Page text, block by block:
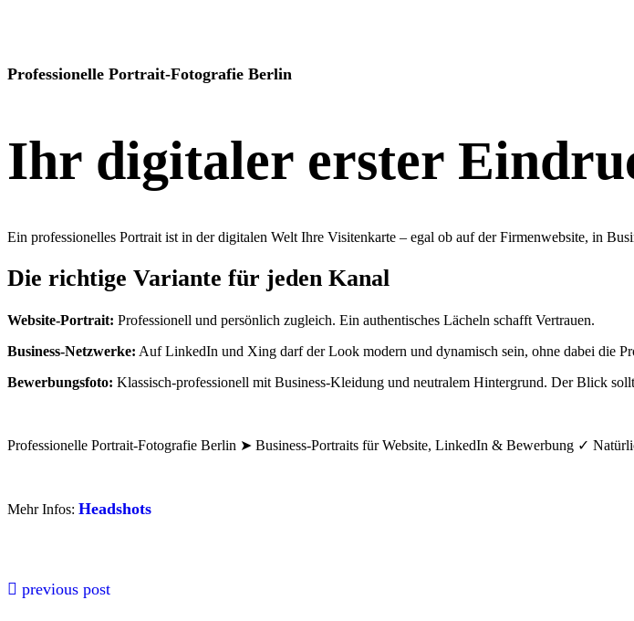
Professionelle Portrait-Fotografie Berlin
Ihr digitaler erster
Ein professionelles Portrait ist in der digitalen Welt Ihre Visitenkarte – egal ob auf der Firmenwebsite, in
Die richtige Variante für jeden Kanal
Website-Portrait: Professionell und persönlich zugleich. Ein authentisches Lächeln schafft Vertrauen.
Business-Netzwerke: Auf LinkedIn und Xing darf der Look modern und dynamisch sein, ohne dabei die
Bewerbungsfoto: Klassisch-professionell mit Business-Kleidung und neutralem Hintergrund. Der Blick
Professionelle Portrait-Fotografie Berlin ➤ Business-Portraits für Website, LinkedIn & Bewerbung ✓
Mehr Infos: Headshots
previous post